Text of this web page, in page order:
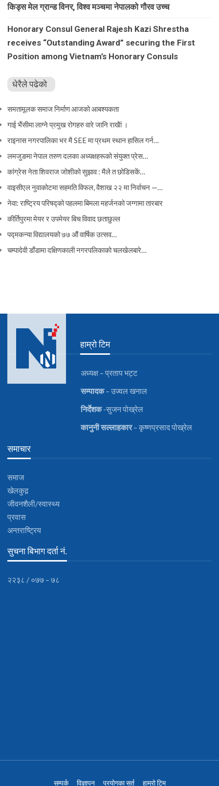
किड्स मेल ग्रान्ड विनर, विश्व मञ्चमा नेपालको गौरव उच्च
Honorary Consul General Rajesh Kazi Shrestha
receives “Outstanding Award” securing the First
Position among Vietnam’s Honorary Consuls
धेरैले पढेको
समतामूलक समाज निर्माण आजको आबश्यकता
गाई भैंसीमा लाग्ने प्रमुख रोगहरु वारे जानि राखैां ।
राइनास नगरपालिका भर मै SEE मा प्रथम स्थान हासिल गर्न…
लमजुङमा नेपाल तरुण दलका अध्यक्षहरूको संयुक्त प्रेस…
कांग्रेस नेता शिवराज जोशीको सुझाव : मैले त छोडिसकें…
वाइसीएल नुवाकोटमा सहमति विफल, वैशाख २२ मा निर्वाचन —…
नेवा: राष्ट्रिय परिषद्को पहलमा बिमला महर्जनको जग्गामा तारबार
कीर्तिपुरमा मेयर र उपमेयर बिच विवाद छताछुल्ल
पद्मकन्या विद्यालयको ७७ औं ‌‌वार्षिक ‌उत्सव…
चम्पादेवी डाँडामा दक्षिणकाली नगरपलिकाको चलखेलबारे…
हाम्रो टिम
अध्यक्ष – प्रताप भट्ट
सम्पादक– उज्वल खनाल
निर्देशक-सुजन पोख्रेल
कानुनीसल्लाहकार– कृष्णप्रसाद पोख्रेल
समाचार
समाज
खेलकुद़़
जीवनशैली/स्वास्थ्य
प्रवास
अन्तराष्ट्रिय
सुचना बिभाग दर्ता नं.
२२३८ / ०७७ – ७८
सम्पर्क विज्ञापन प्रयोगका सर्त हाम्रो टिम